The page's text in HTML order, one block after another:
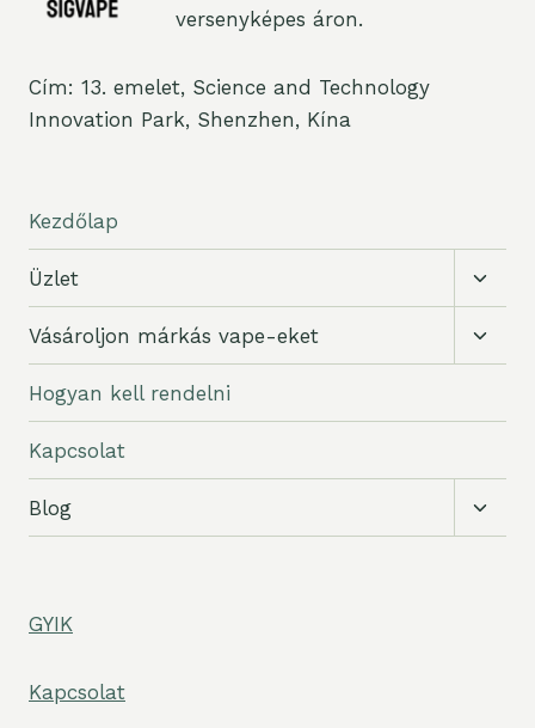
versenyképes áron.
Cím: 13. emelet, Science and Technology
Innovation Park, Shenzhen, Kína
Kezdőlap
Üzlet
Vásároljon márkás vape-eket
Hogyan kell rendelni
Kapcsolat
Blog
GYIK
Kapcsolat